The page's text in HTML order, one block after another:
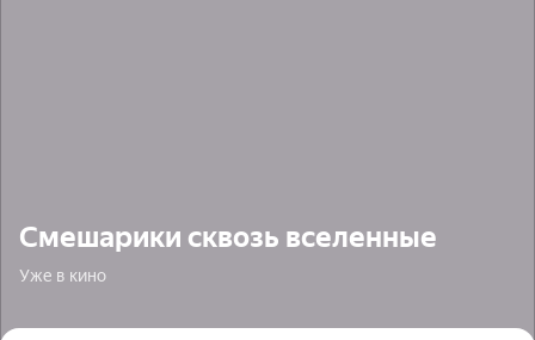
Смешарики сквозь вселенные
Уже в кино